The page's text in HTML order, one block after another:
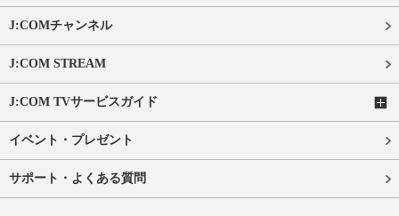
J:COMチャンネル
J:COM STREAM
J:COM TVサービスガイド
イベント・プレゼント
サポート・よくある質問